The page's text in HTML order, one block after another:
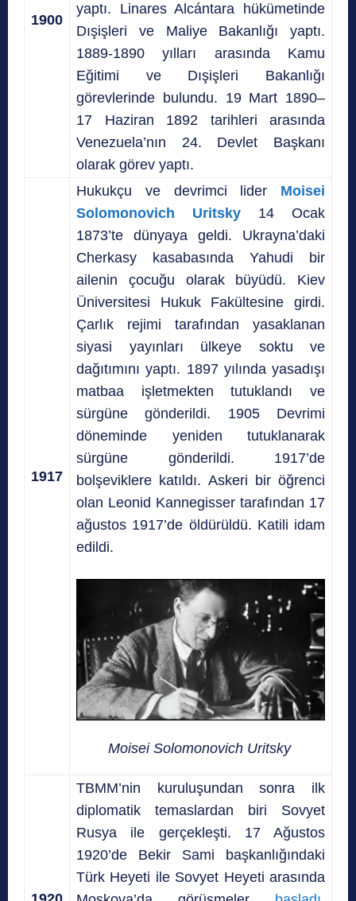
1900
yaptı. Linares Alcántara hükümetinde
Dışişleri ve Maliye Bakanlığı yaptı.
1889-1890 yılları arasında Kamu
Eğitimi ve Dışişleri Bakanlığı
görevlerinde bulundu. 19 Mart 1890–
17 Haziran 1892 tarihleri arasında
Venezuela’nın 24. Devlet Başkanı
olarak görev yaptı.
1917
Hukukçu ve devrimci lider Moisei
Solomonovich Uritsky 14 Ocak
1873’te dünyaya geldi. Ukrayna’daki
Cherkasy kasabasında Yahudi bir
ailenin çocuğu olarak büyüdü. Kiev
Üniversitesi Hukuk Fakültesine girdi.
Çarlık rejimi tarafından yasaklanan
siyasi yayınları ülkeye soktu ve
dağıtımını yaptı. 1897 yılında yasadışı
matbaa işletmekten tutuklandı ve
sürgüne gönderildi. 1905 Devrimi
döneminde yeniden tutuklanarak
sürgüne gönderildi. 1917’de
bolşeviklere katıldı. Askeri bir öğrenci
olan Leonid Kannegisser tarafından 17
ağustos 1917’de öldürüldü. Katili idam
edildi.
Moisei Solomonovich Uritsky
TBMM’nin kuruluşundan sonra ilk
diplomatik temaslardan biri Sovyet
Rusya ile gerçekleşti. 17 Ağustos
1920’de Bekir Sami başkanlığındaki
Türk Heyeti ile Sovyet Heyeti arasında